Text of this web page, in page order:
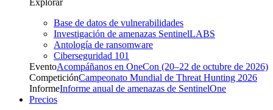
Base de datos de vulnerabilidades
Investigación de amenazas SentinelLABS
Antología de ransomware
Ciberseguridad 101
EventoAcompáñanos en OneCon (20–22 de octubre de 2026)
CompeticiónCampeonato Mundial de Threat Hunting 2026
InformeInforme anual de amenazas de SentinelOne
Precios